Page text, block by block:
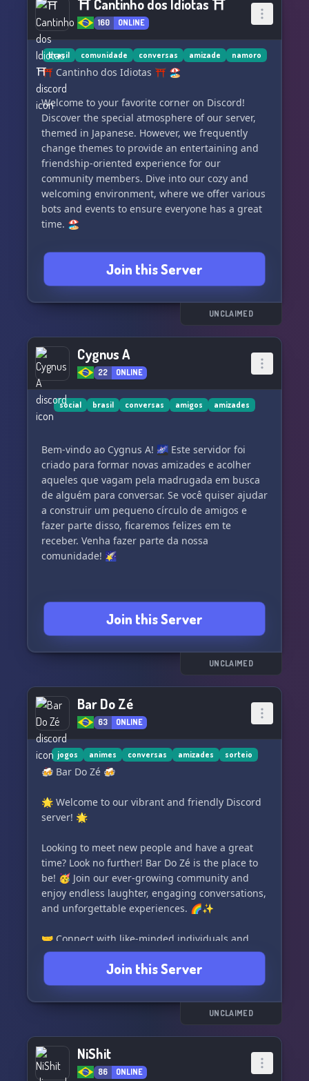
•🌍• channels for content creators
•🎵• music bots
•🎨• variety of colors
•💬• variety of text channels
•💤• frequent voice calls
•💎• VIP roles
•👔• custom roles
We welcome member suggestions, so please
Note: if you are underaged and easily offended
or sensitive, I recommend not joining, as we do
We hope to see you in our server 🌷
You jerk❤️
Sincerely ~ the team at
•『』Intergalactic 』 • ^🌙
⛩ Cantinho dos Idiotas ⛩
160 ONLINE
brasil comunidade conversas amizade namoro
⛩ Cantinho dos Idiotas ⛩ 🏖
Welcome to your favorite corner on Discord!
Discover the special atmosphere of our server,
themed in Japanese. However, we frequently
change themes to provide an entertaining and
friendship-oriented experience for our
community members. Dive into our cozy and
welcoming environment, where we offer various
bots and events to ensure everyone has a great
time. 🏖
Here are some things you'll find here:
> ・Disney+, HBO Plus, Spotify, Dreams
giveaways, and much more!
> ・A diverse range of channels and voice calls.
> ・Morning greetings and more (Lorrita).
> ・Emotional support.
> ・Comprehensive Staff system.
> ・Tag Store.
> ・Fun game and music bots.
> ・Incredible benefits for VIPs and boosters.
more!
> ・We accept partnerships and sponsored
giveaways.
⻰ Our goal is to grow and become recognized
as the largest community that helps people
make new friends. With over 2000 members,
join us to chat, have fun, and most importantly,
・Know that
Join this Server
UNCLAIMED
Cygnus A
22 ONLINE
social brasil conversas amigos amizades
Bem-vindo ao Cygnus A! 🌌 Este servidor foi
criado para formar novas amizades e acolher
aqueles que vagam pela madrugada em busca
de alguém para conversar. Se você quiser ajudar
a construir um pequeno círculo de amigos e
fazer parte disso, ficaremos felizes em te
receber. Venha fazer parte da nossa
comunidade! 🌠
Join this Server
UNCLAIMED
Bar Do Zé
63 ONLINE
jogos animes conversas amizades sorteio
🍻 Bar Do Zé 🍻
🌟 Welcome to our vibrant and friendly Discord
server! 🌟
Looking to meet new people and have a great
time? Look no further! Bar Do Zé is the place to
be! 🥳 Join our ever-growing community and
enjoy endless laughter, engaging conversations,
and unforgettable experiences. 🌈✨
🤝 Connect with like-minded individuals and
forge new friendships that will last a lifetime.
Together, we create a warm and welcoming
environment for everyone to share their
passions and interests. 🌍💬
drink 🍹, pull up a seat, and let's chat! Join Bar
Do Zé today and become a part of our amazing
community! 💫
Join this Server
UNCLAIMED
NiShit
86 ONLINE